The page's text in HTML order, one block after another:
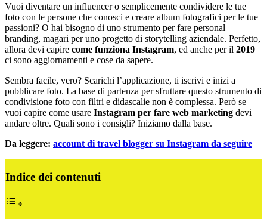
Vuoi diventare un influencer o semplicemente condividere le tue
foto con le persone che conosci e creare album fotografici per le tue
passioni? O hai bisogno di uno strumento per fare personal
branding, magari per uno progetto di storytelling aziendale. Perfetto,
allora devi capire come funziona Instagram, ed anche per il 2019
ci sono aggiornamenti e cose da sapere.
Sembra facile, vero? Scarichi l’applicazione, ti iscrivi e inizi a
pubblicare foto. La base di partenza per sfruttare questo strumento di
condivisione foto con filtri e didascalie non è complessa. Però se
vuoi capire come usare Instagram per fare web marketing devi
andare oltre. Quali sono i consigli? Iniziamo dalla base.
Da leggere: account di travel blogger su Instagram da seguire
Indice dei contenuti